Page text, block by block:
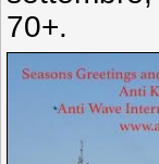
70+.